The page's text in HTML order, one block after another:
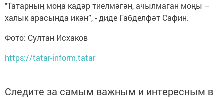
"Татарның моңа кадәр тиелмәгән, ачылмаган моңы –
халык арасында икән”, - диде Габделфәт Сафин.
Фото: Султан Исхаков
https://tatar-inform.tatar
Следите за самым важным и интересным в